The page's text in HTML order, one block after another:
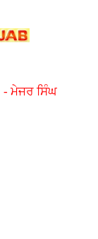
- ਮੇਜਰ ਸਿੰਘ